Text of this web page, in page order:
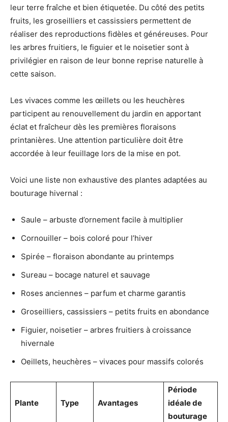
leur terre fraîche et bien étiquetée. Du côté des petits
fruits, les groseilliers et cassissiers permettent de
réaliser des reproductions fidèles et généreuses. Pour
les arbres fruitiers, le figuier et le noisetier sont à
privilégier en raison de leur bonne reprise naturelle à
cette saison.
Les vivaces comme les œillets ou les heuchères
participent au renouvellement du jardin en apportant
éclat et fraîcheur dès les premières floraisons
printanières. Une attention particulière doit être
accordée à leur feuillage lors de la mise en pot.
Voici une liste non exhaustive des plantes adaptées au
bouturage hivernal :
Saule – arbuste d’ornement facile à multiplier
Cornouiller – bois coloré pour l’hiver
Spirée – floraison abondante au printemps
Sureau – bocage naturel et sauvage
Roses anciennes – parfum et charme garantis
Groseilliers, cassissiers – petits fruits en abondance
Figuier, noisetier – arbres fruitiers à croissance
hivernale
Oeillets, heuchères – vivaces pour massifs colorés
Plante Type Avantages
Période
idéale de
bouturage